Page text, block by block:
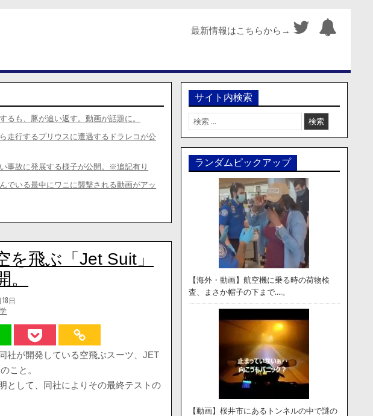
最新情報はこちらから→
るも、豚が追い返す。動画が話題に。
走行するプリウスに遭遇するドラレコが公
事故に発展する様子が公開。※追記有り
でいる最中にワニに襲撃される動画がアッ
を飛ぶ「Jet Suit」
日
社が開発している空飛ぶスーツ、JET
こと。
として、同社によりその最終テストの
サイト内検索
検
索:
ランダムピックアップ
【海外・動画】航空機に乗る時の荷物検
査、まさか帽子の下まで….。
【動画】桜井市にあるトンネルの中で謎の